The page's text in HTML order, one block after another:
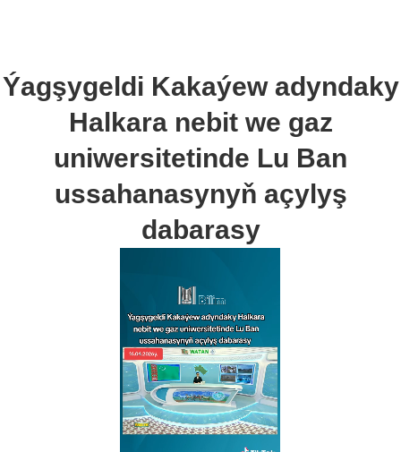
Ýagşygeldi Kakaýew adyndaky
Halkara nebit we gaz
uniwersitetinde Lu Ban
ussahanasynyň açylyş
dabarasy